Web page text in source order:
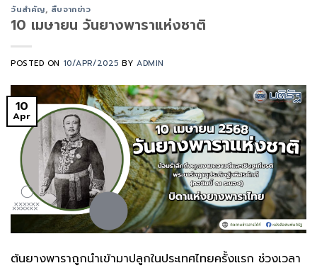
วันสำคัญ, สืบจากข่าว
10 เมษายน วันยางพาราแห่งชาติ
POSTED ON 10/APR/2025 BYADMIN
10
Apr
ต้นยางพาราถูกนำเข้ามาปลูกในประเทศไทยครั้งแรก ช่วงเวลา